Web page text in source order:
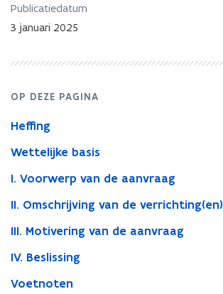
via
maatschap
Publicatiedatum
3 januari 2025
OP DEZE PAGINA
Heffing
Wettelijke basis
I. Voorwerp van de aanvraag
II. Omschrijving van de verrichting(en)
III. Motivering van de aanvraag
IV. Beslissing
Voetnoten